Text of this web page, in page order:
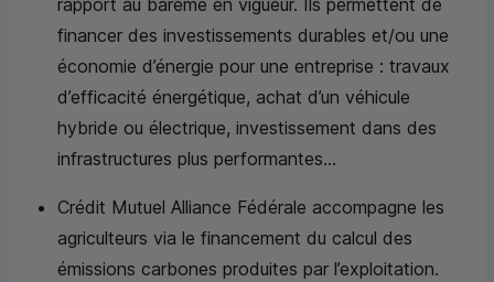
rapport au barème en vigueur. Ils permettent de
financer des investissements durables et/ou une
économie d’énergie pour une entreprise : travaux
d’efficacité énergétique, achat d’un véhicule
hybride ou électrique, investissement dans des
infrastructures plus performantes…
Crédit Mutuel Alliance Fédérale accompagne les
agriculteurs via le financement du calcul des
émissions carbones produites par l’exploitation.